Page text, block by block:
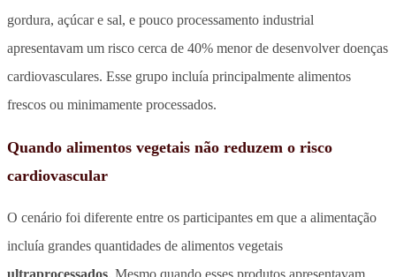
gordura, açúcar e sal, e pouco processamento industrial
apresentavam um risco cerca de 40% menor de desenvolver doenças
cardiovasculares. Esse grupo incluía principalmente alimentos
frescos ou minimamente processados.
Quando alimentos vegetais não reduzem o risco
cardiovascular
O cenário foi diferente entre os participantes em que a alimentação
incluía grandes quantidades de alimentos vegetais
ultraprocessados. Mesmo quando esses produtos apresentavam